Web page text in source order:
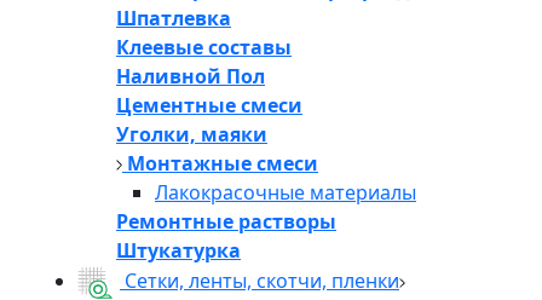
Шпатлевка
Клеевые составы
Наливной Пол
Цементные смеси
Уголки, маяки
Монтажные смеси
Лакокрасочные материалы
Ремонтные растворы
Штукатурка
Сетки, ленты, скотчи, пленки